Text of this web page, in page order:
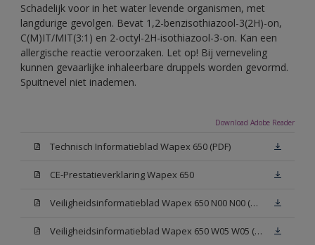
Schadelijk voor in het water levende organismen, met
langdurige gevolgen. Bevat 1,2-benzisothiazool-3(2H)-on,
C(M)IT/MIT(3:1) en 2-octyl-2H-isothiazool-3-on. Kan een
allergische reactie veroorzaken. Let op! Bij verneveling
kunnen gevaarlijke inhaleerbare druppels worden gevormd.
Spuitnevel niet inademen.
Download Adobe Reader
Technisch Informatieblad Wapex 650 (PDF)
CE-Prestatieverklaring Wapex 650
Veiligheidsinformatieblad Wapex 650 N00 N00 (MSDS)
Veiligheidsinformatieblad Wapex 650 W05 W05 (MSDS)